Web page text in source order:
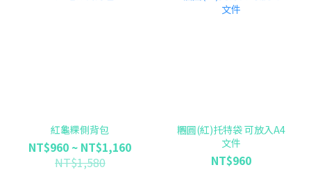
紅龜粿側背包
NT$960 ~ NT$1,160
NT$1,580
糰圓(紅)托特袋 可放入A4
文件
NT$960